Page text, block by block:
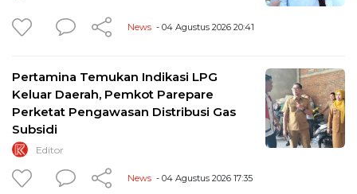
News - 04 Agustus 2026 20:41
Pertamina Temukan Indikasi LPG
Keluar Daerah, Pemkot Parepare
Perketat Pengawasan Distribusi Gas
Subsidi
Editor
News - 04 Agustus 2026 17:35